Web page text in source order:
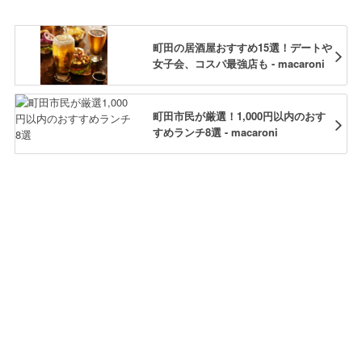
町田の居酒屋おすすめ15選！デートや
女子会、コスパ最強店も - macaroni
町田市民が厳選！1,000円以内のおす
すめランチ8選 - macaroni